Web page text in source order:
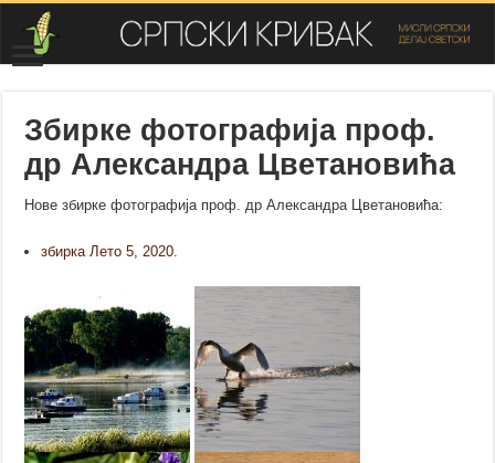
Збирке фотографија проф.
др Александра Цветановића
Нове збирке фотографија проф. др Александра Цветановића:
збирка Лето 5, 2020.